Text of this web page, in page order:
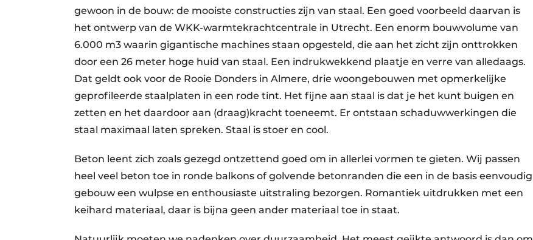
gewoon in de bouw: de mooiste constructies zijn van staal. Een goed voorbeeld daarvan is
het ontwerp van de WKK-warmtekrachtcentrale in Utrecht. Een enorm bouwvolume van
6.000 m3 waarin gigantische machines staan opgesteld, die aan het zicht zijn onttrokken
door een 26 meter hoge huid van staal. Een indrukwekkend plaatje en verre van alledaags.
Dat geldt ook voor de Rooie Donders in Almere, drie woongebouwen met opmerkelijke
geprofileerde staalplaten in een rode tint. Het fijne aan staal is dat je het kunt buigen en
zetten en het daardoor aan (draag)kracht toeneemt. Er ontstaan schaduwwerkingen die
staal maximaal laten spreken. Staal is stoer en cool.
Beton leent zich zoals gezegd ontzettend goed om in allerlei vormen te gieten. Wij passen
heel veel beton toe in ronde balkons of golvende betonranden die een in de basis eenvoudig
gebouw een wulpse en enthousiaste uitstraling bezorgen. Romantiek uitdrukken met een
keihard materiaal, daar is bijna geen ander materiaal toe in staat.